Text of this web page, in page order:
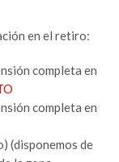
en el retiro:
completa en
completa en
(disponemos de